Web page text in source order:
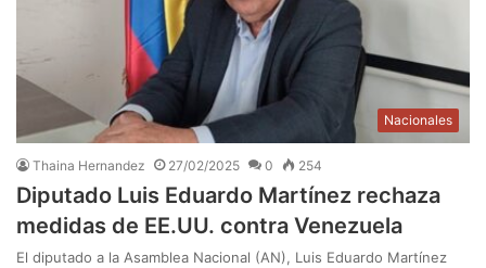
Nacionales
Thaina Hernandez 27/02/2025 0 254
Diputado Luis Eduardo Martínez rechaza
medidas de EE.UU. contra Venezuela
El diputado a la Asamblea Nacional (AN), Luis Eduardo Martínez